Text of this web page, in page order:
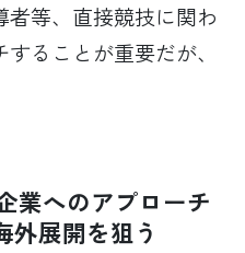
等、直接競技に関わ
ることが重要だが、
業へのアプローチ
外展開を狙う